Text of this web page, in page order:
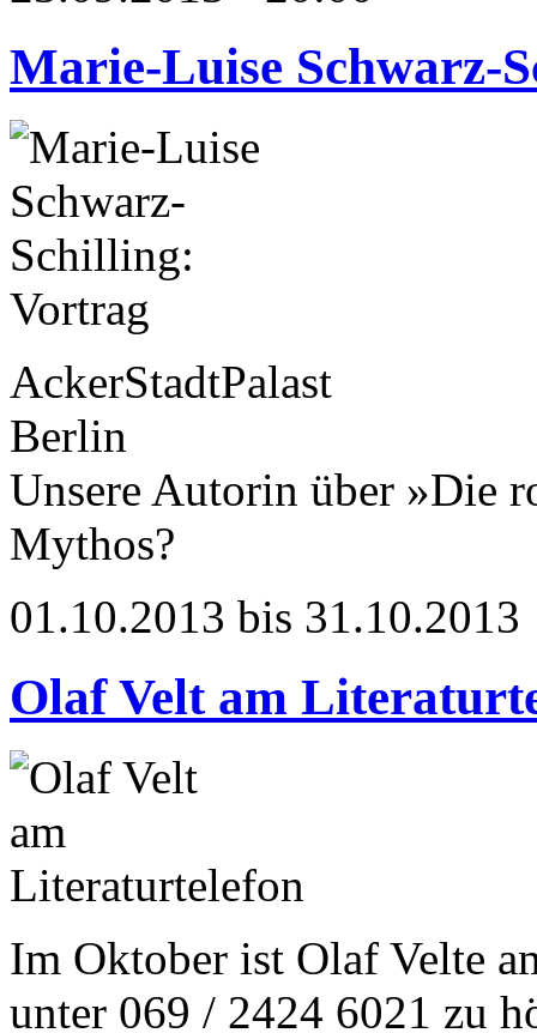
Marie-Luise Schwarz-
AckerStadtPalast
Berlin
Unsere Autorin über »Die
Mythos?
01.10.2013 bis 31.10.2013
Olaf Velt am
Im Oktober ist Olaf Velte
unter 069 / 2424 6021 zu